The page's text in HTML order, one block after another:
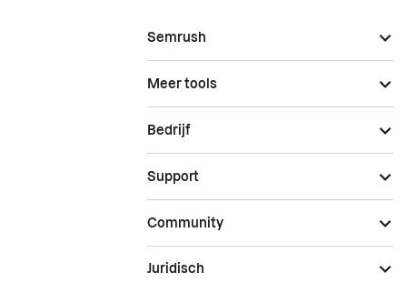
Semrush
Meer tools
Bedrijf
Support
Community
Juridisch